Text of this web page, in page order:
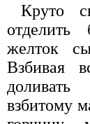
Круто
желток
Взбивая
взбитому